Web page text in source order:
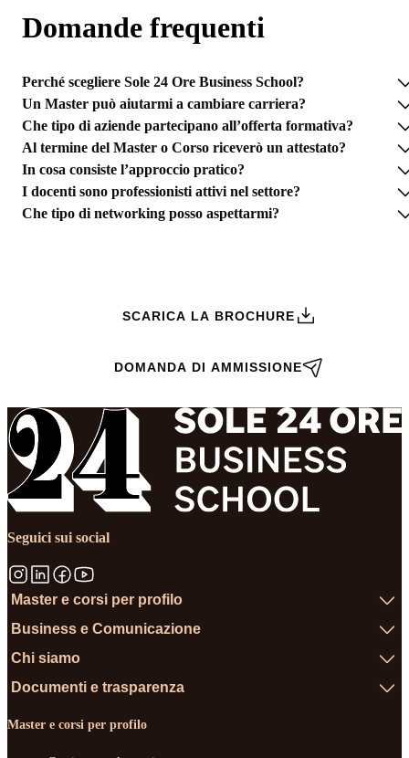
Domande frequenti
Perché scegliere Sole 24 Ore Business School?
Un Master può aiutarmi a cambiare carriera?
Che tipo di aziende partecipano all’offerta formativa?
Al termine del Master o Corso riceverò un attestato?
In cosa consiste l’approccio pratico?
I docenti sono professionisti attivi nel settore?
Che tipo di networking posso aspettarmi?
SCARICA LA BROCHURE
DOMANDA DI AMMISSIONE
Seguici sui social
Master e corsi per profilo
Business e Comunicazione
Chi siamo
Documenti e trasparenza
Master e corsi per profilo